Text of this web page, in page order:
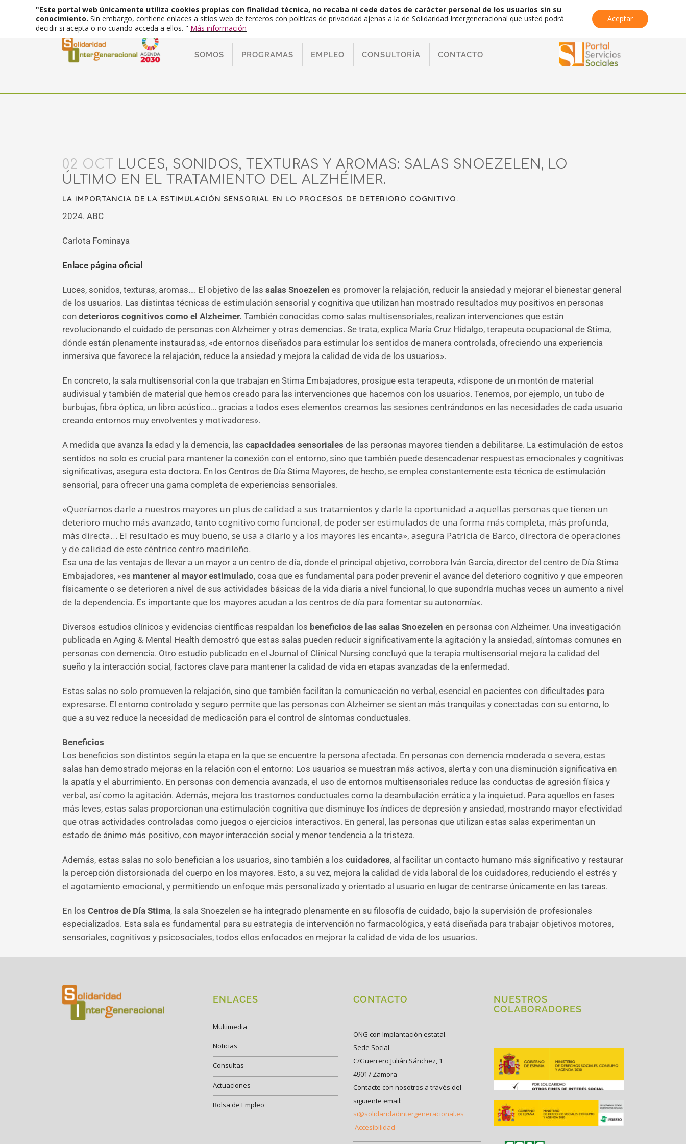
SOMOS PROGRAMAS EMPLEO CONSULTORÍA CONTACTO
02 OCT
LUCES, SONIDOS, TEXTURAS Y AROMAS: SALAS SNOEZELEN, LO
ÚLTIMO EN EL TRATAMIENTO DEL ALZHÉIMER.
LA IMPORTANCIA DE LA ESTIMULACIÓN SENSORIAL EN LO PROCESOS DE DETERIORO COGNITIVO.
2024. ABC
Carlota Fominaya
Enlace página oficial
Luces, sonidos, texturas, aromas…. El objetivo de las salas Snoezelen es promover la relajación, reducir la ansiedad y mejorar el bienestar general
de los usuarios. Las distintas técnicas de estimulación sensorial y cognitiva que utilizan han mostrado resultados muy positivos en personas
con deterioros cognitivos como el Alzheimer. También conocidas como salas multisensoriales, realizan intervenciones que están
revolucionando el cuidado de personas con Alzheimer y otras demencias. Se trata, explica María Cruz Hidalgo, terapeuta ocupacional de Stima,
dónde están plenamente instauradas, «de entornos diseñados para estimular los sentidos de manera controlada, ofreciendo una experiencia
inmersiva que favorece la relajación, reduce la ansiedad y mejora la calidad de vida de los usuarios».
En concreto, la sala multisensorial con la que trabajan en Stima Embajadores, prosigue esta terapeuta, «dispone de un montón de material
audivisual y también de material que hemos creado para las intervenciones que hacemos con los usuarios. Tenemos, por ejemplo, un tubo de
burbujas, fibra óptica, un libro acústico… gracias a todos eses elementos creamos las sesiones centrándonos en las necesidades de cada usuario
creando entornos muy envolventes y motivadores».
A medida que avanza la edad y la demencia, las capacidades sensoriales de las personas mayores tienden a debilitarse. La estimulación de estos
sentidos no solo es crucial para mantener la conexión con el entorno, sino que también puede desencadenar respuestas emocionales y cognitivas
significativas, asegura esta doctora. En los Centros de Día Stima Mayores, de hecho, se emplea constantemente esta técnica de estimulación
sensorial, para ofrecer una gama completa de experiencias sensoriales.
«Queríamos darle a nuestros mayores un plus de calidad a sus tratamientos y darle la oportunidad a aquellas personas que tienen un
deterioro mucho más avanzado, tanto cognitivo como funcional, de poder ser estimulados de una forma más completa, más profunda,
más directa… El resultado es muy bueno, se usa a diario y a los mayores les encanta», asegura Patricia de Barco, directora de operaciones
y de calidad de este céntrico centro madrileño.
Esa una de las ventajas de llevar a un mayor a un centro de día, donde el principal objetivo, corrobora Iván García, director del centro de Día Stima
Embajadores, «es mantener al mayor estimulado, cosa que es fundamental para poder prevenir el avance del deterioro cognitivo y que empeoren
físicamente o se deterioren a nivel de sus actividades básicas de la vida diaria a nivel funcional, lo que supondría muchas veces un aumento a nivel
de la dependencia. Es importante que los mayores acudan a los centros de día para fomentar su autonomía«.
Diversos estudios clínicos y evidencias científicas respaldan los beneficios de las salas Snoezelen en personas con Alzheimer. Una investigación
publicada en Aging & Mental Health demostró que estas salas pueden reducir significativamente la agitación y la ansiedad, síntomas comunes en
personas con demencia. Otro estudio publicado en el Journal of Clinical Nursing concluyó que la terapia multisensorial mejora la calidad del
sueño y la interacción social, factores clave para mantener la calidad de vida en etapas avanzadas de la enfermedad.
Estas salas no solo promueven la relajación, sino que también facilitan la comunicación no verbal, esencial en pacientes con dificultades para
expresarse. El entorno controlado y seguro permite que las personas con Alzheimer se sientan más tranquilas y conectadas con su entorno, lo
que a su vez reduce la necesidad de medicación para el control de síntomas conductuales.
Beneficios
Los beneficios son distintos según la etapa en la que se encuentre la persona afectada. En personas con demencia moderada o severa, estas
salas han demostrado mejoras en la relación con el entorno: Los usuarios se muestran más activos, alerta y con una disminución significativa en
la apatía y el aburrimiento. En personas con demencia avanzada, el uso de entornos multisensoriales reduce las conductas de agresión física y
verbal, así como la agitación. Además, mejora los trastornos conductuales como la deambulación errática y la inquietud. Para aquellos en fases
más leves, estas salas proporcionan una estimulación cognitiva que disminuye los índices de depresión y ansiedad, mostrando mayor efectividad
que otras actividades controladas como juegos o ejercicios interactivos. En general, las personas que utilizan estas salas experimentan un
estado de ánimo más positivo, con mayor interacción social y menor tendencia a la tristeza.
Además, estas salas no solo benefician a los usuarios, sino también a los cuidadores, al facilitar un contacto humano más significativo y restaurar
la percepción distorsionada del cuerpo en los mayores. Esto, a su vez, mejora la calidad de vida laboral de los cuidadores, reduciendo el estrés y
el agotamiento emocional, y permitiendo un enfoque más personalizado y orientado al usuario en lugar de centrarse únicamente en las tareas.
En los Centros de Día Stima, la sala Snoezelen se ha integrado plenamente en su filosofía de cuidado, bajo la supervisión de profesionales
especializados. Esta sala es fundamental para su estrategia de intervención no farmacológica, y está diseñada para trabajar objetivos motores,
sensoriales, cognitivos y psicosociales, todos ellos enfocados en mejorar la calidad de vida de los usuarios.
ENLACES
Multimedia
Noticias
Consultas
Actuaciones
Bolsa de Empleo
CONTACTO
ONG con Implantación estatal.
Sede Social
C/Guerrero Julián Sánchez, 1
49017 Zamora
Contacte con nosotros a través del
siguiente email:
si@solidaridadintergeneracional.es
Accesibilidad
NUESTROS
COLABORADORES
"Este portal web únicamente utiliza cookies propias con finalidad técnica, no recaba ni cede datos de carácter personal de los usuarios sin su
conocimiento. Sin embargo, contiene enlaces a sitios web de terceros con políticas de privacidad ajenas a la de Solidaridad Intergeneracional que usted podrá
decidir si acepta o no cuando acceda a ellos. " Más información
Aceptar